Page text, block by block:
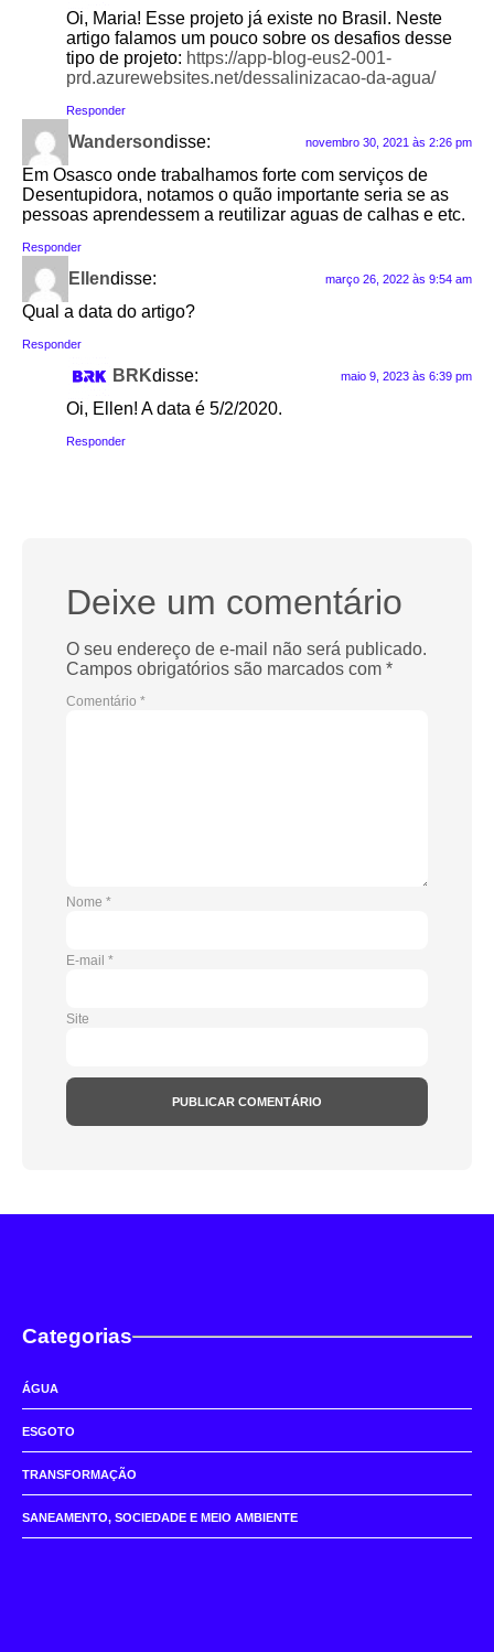
Oi, Maria! Esse projeto já existe no Brasil. Neste
artigo falamos um pouco sobre os desafios desse
tipo de projeto: https://app-blog-eus2-001-
prd.azurewebsites.net/dessalinizacao-da-agua/
Responder
Wandersondisse: novembro 30, 2021 às 2:26 pm
Em Osasco onde trabalhamos forte com serviços de
Desentupidora, notamos o quão importante seria se as
pessoas aprendessem a reutilizar aguas de calhas e etc.
Responder
Ellendisse: março 26, 2022 às 9:54 am
Qual a data do artigo?
Responder
BRKdisse: maio 9, 2023 às 6:39 pm
Oi, Ellen! A data é 5/2/2020.
Responder
Deixe um comentário
O seu endereço de e-mail não será publicado.
Campos obrigatórios são marcados com *
Comentário *
Nome *
E-mail *
Site
Categorias
ÁGUA
ESGOTO
TRANSFORMAÇÃO
SANEAMENTO, SOCIEDADE E MEIO AMBIENTE